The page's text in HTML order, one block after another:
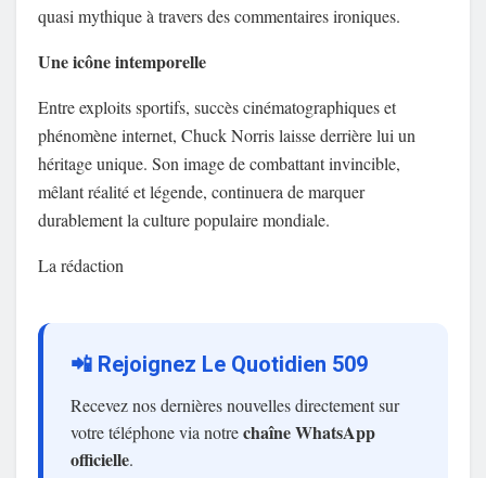
quasi mythique à travers des commentaires ironiques.
Une icône intemporelle
Entre exploits sportifs, succès cinématographiques et
phénomène internet, Chuck Norris laisse derrière lui un
héritage unique. Son image de combattant invincible,
mêlant réalité et légende, continuera de marquer
durablement la culture populaire mondiale.
La rédaction
📲 Rejoignez Le Quotidien 509
Recevez nos dernières nouvelles directement sur
votre téléphone via notrechaîne WhatsApp
officielle.